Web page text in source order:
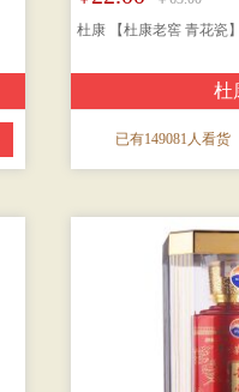
杜康 【杜康老窖 青花瓷
杜
已有149081人看货